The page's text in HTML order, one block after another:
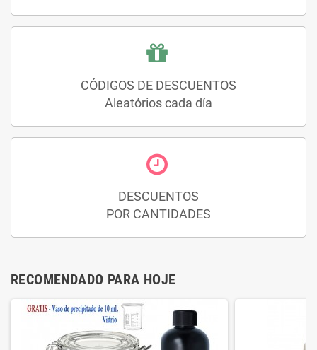
CÓDIGOS DE DESCUENTOS
Aleatórios cada día
DESCUENTOS
POR CANTIDADES
RECOMENDADO PARA HOJE